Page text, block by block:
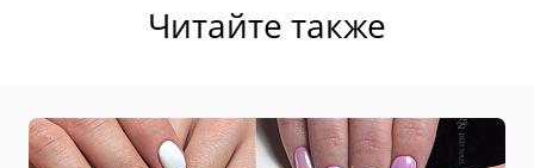
Читайте также